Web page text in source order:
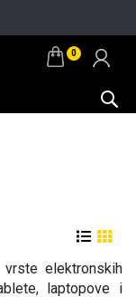
0
elektronskih
laptopove i